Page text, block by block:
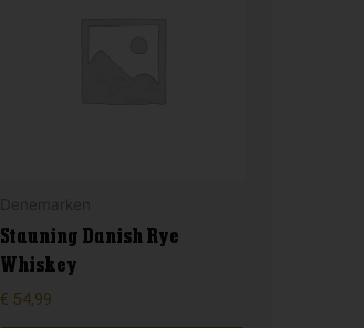
Stauning Danish Rye
Whiskey
€ 54,99